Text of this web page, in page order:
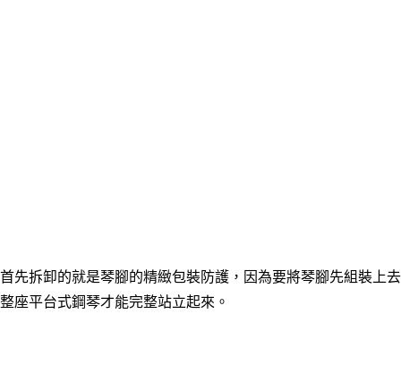
首先拆卸的就是琴腳的精緻包裝防護，因為要將琴腳先組裝上去
整座平台式鋼琴才能完整站立起來。